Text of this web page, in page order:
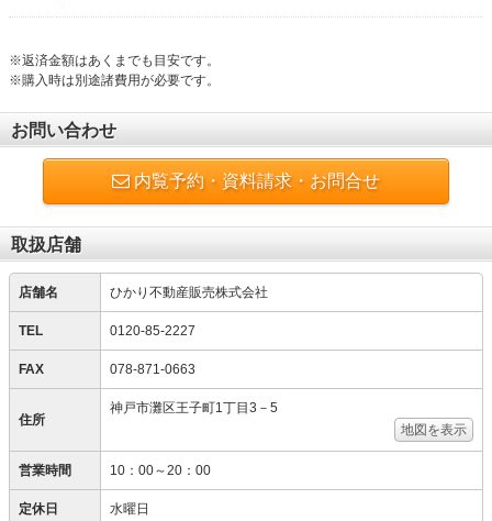
※返済金額はあくまでも目安です。
※購入時は別途諸費用が必要です。
お問い合わせ
内覧予約・資料請求・お問合せ
取扱店舗
店舗名 ひかり不動産販売株式会社
TEL 0120-85-2227
FAX 078-871-0663
住所
神戸市灘区王子町1丁目3－5
地図を表示
営業時間 10：00～20：00
定休日 水曜日